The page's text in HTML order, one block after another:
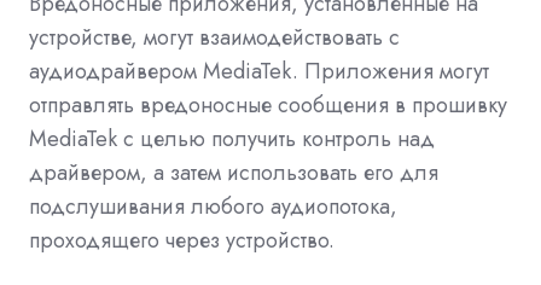
устройстве, могут взаимодействовать с
аудиодрайвером MediaTek. Приложения могут
отправлять вредоносные сообщения в прошивку
MediaTek с целью получить контроль над
драйвером, а затем использовать его для
подслушивания любого аудиопотока,
проходящего через устройство.